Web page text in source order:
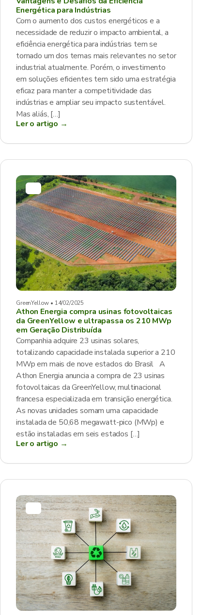
Energética para Indústrias
Com o aumento dos custos energéticos e a
necessidade de reduzir o impacto ambiental, a
eficiência energética para indústrias tem se
tornado um dos temas mais relevantes no setor
industrial atualmente. Porém, o investimento
em soluções eficientes tem sido uma estratégia
eficaz para manter a competitividade das
indústrias e ampliar seu impacto sustentável.
Mas aliás, […]
Ler o artigo →
GreenYellow • 14/02/2025
Athon Energia compra usinas fotovoltaicas
da GreenYellow e ultrapassa os 210 MWp
em Geração Distribuída
Companhia adquire 23 usinas solares,
totalizando capacidade instalada superior a 210
MWp em mais de nove estados do Brasil A
Athon Energia anuncia a compra de 23 usinas
fotovoltaicas da GreenYellow, multinacional
francesa especializada em transição energética.
As novas unidades somam uma capacidade
instalada de 50,68 megawatt-pico (MWp) e
estão instaladas em seis estados […]
Ler o artigo →